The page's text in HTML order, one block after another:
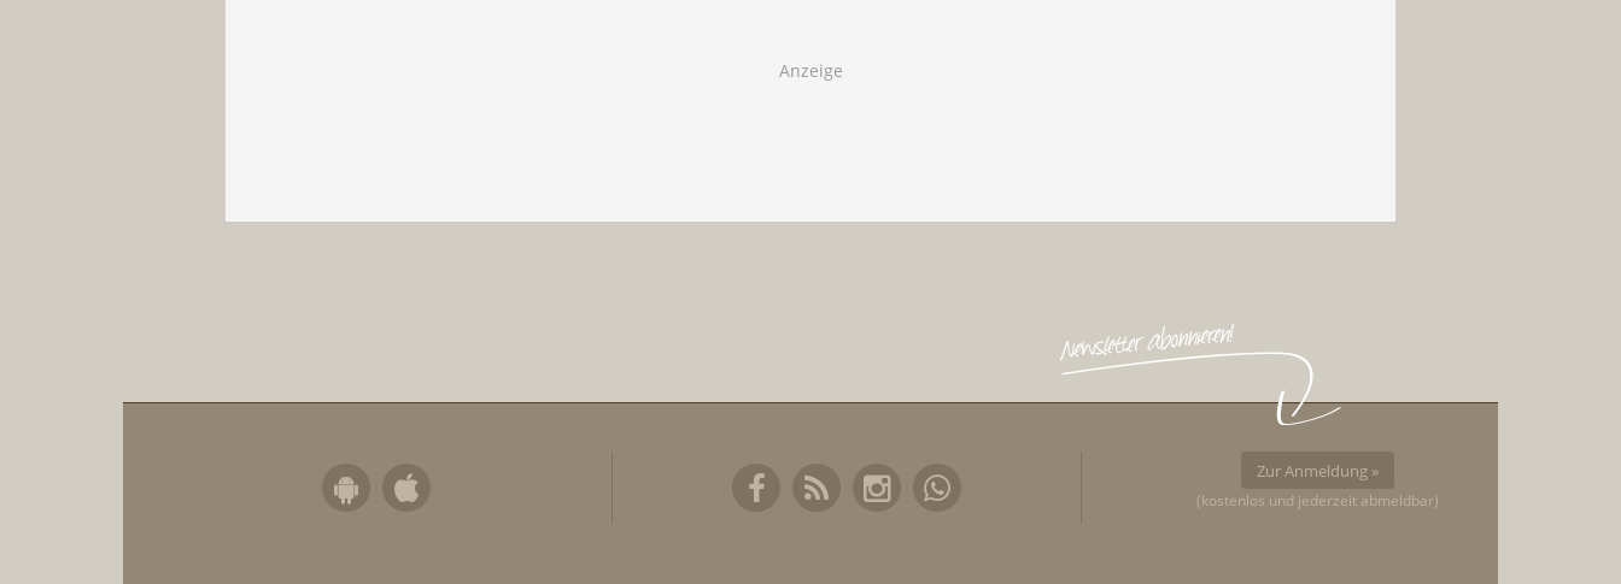
Zur Anmeldung »
(kostenlos und jederzeit abmeldbar)